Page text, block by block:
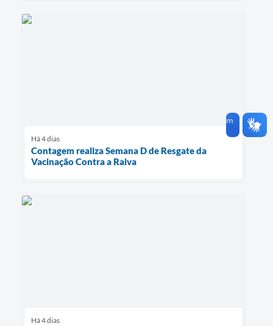
Há 4 dias
Contagem realiza Semana D de Resgate da
Vacinação Contra a Raiva
Há 4 dias